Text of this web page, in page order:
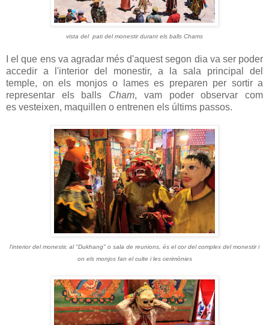
vista del pati del monestir durant els balls Chams
I el que ens va agradar més d'aquest segon dia va ser poder
accedir a l'interior del monestir, a la sala principal del
temple, on els monjos o lames es preparen per sortir a
representar els balls Cham, vam poder observar com
es vesteixen, maquillen o entrenen els últims passos.
l'interior del monestir, al "Dukhang" o sala de reunions, és el cor del complex del monestir i
on els monjos fan el culte i les cerimònies